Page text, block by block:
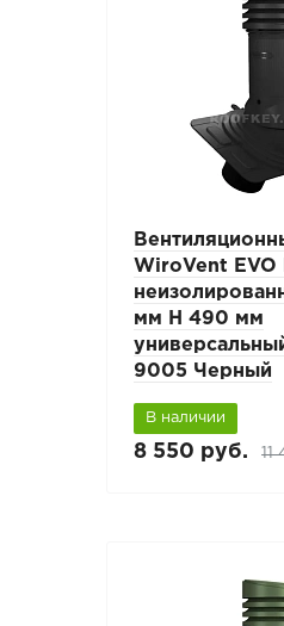
WiroVent EVO
мм Н 490 мм
9005 Черный
В наличии
8 550 руб. 11